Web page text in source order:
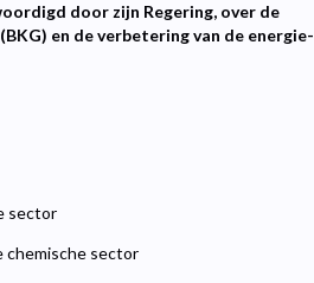
door zijn Regering, over de
en de verbetering van de energie-
sector
chemische sector